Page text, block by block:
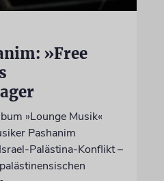
»Free
»Lounge Musik«
Pashanim
Palästina-Konflikt –